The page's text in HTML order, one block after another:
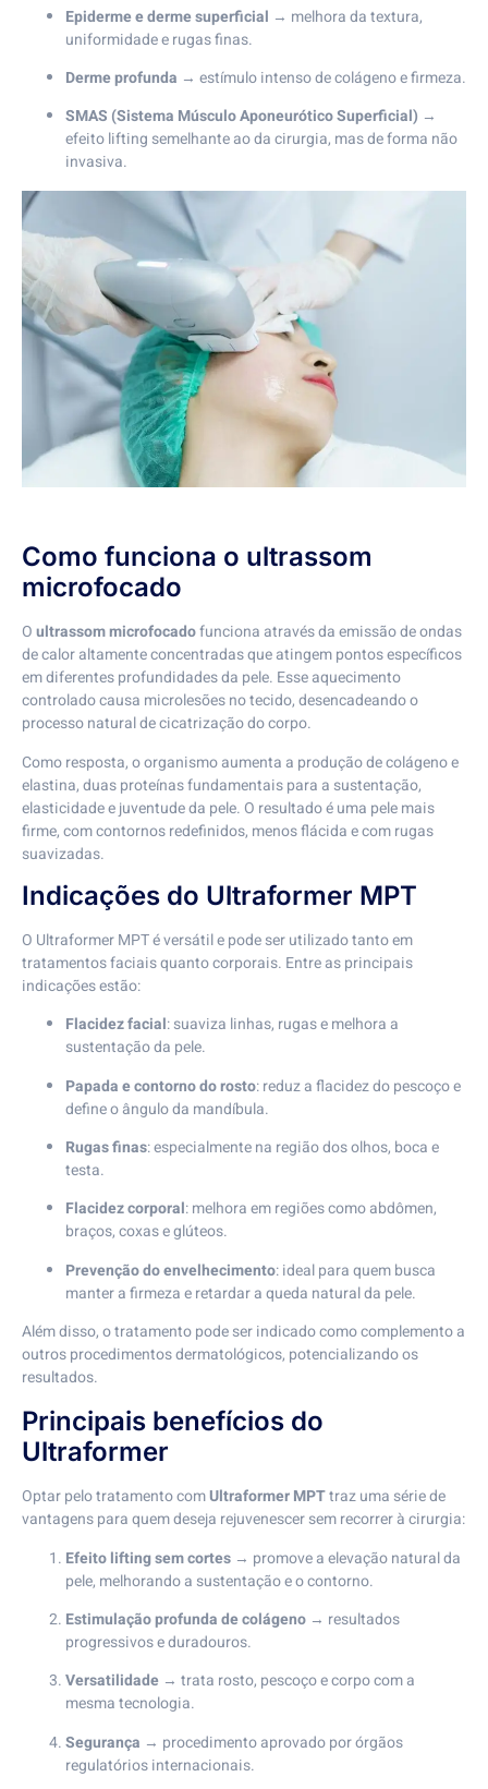
Epiderme e derme superficial → melhora da textura,
uniformidade e rugas finas.
Derme profunda → estímulo intenso de colágeno e firmeza.
SMAS (Sistema Músculo Aponeurótico Superficial) →
efeito lifting semelhante ao da cirurgia, mas de forma não
invasiva.
Como funciona o ultrassom
microfocado
Oultrassom microfocadofunciona através da emissão de ondas
de calor altamente concentradas que atingem pontos específicos
em diferentes profundidades da pele. Esse aquecimento
controlado causa microlesões no tecido, desencadeando o
processo natural de cicatrização do corpo.
Como resposta, o organismo aumenta a produção de colágeno e
elastina, duas proteínas fundamentais para a sustentação,
elasticidade e juventude da pele. O resultado é uma pele mais
firme, com contornos redefinidos, menos flácida e com rugas
suavizadas.
Indicações do Ultraformer MPT
O Ultraformer MPT é versátil e pode ser utilizado tanto em
tratamentos faciais quanto corporais. Entre as principais
indicações estão:
Flacidez facial: suaviza linhas, rugas e melhora a
sustentação da pele.
Papada e contorno do rosto: reduz a flacidez do pescoço e
define o ângulo da mandíbula.
Rugas finas: especialmente na região dos olhos, boca e
testa.
Flacidez corporal: melhora em regiões como abdômen,
braços, coxas e glúteos.
Prevenção do envelhecimento: ideal para quem busca
manter a firmeza e retardar a queda natural da pele.
Além disso, o tratamento pode ser indicado como complemento a
outros procedimentos dermatológicos, potencializando os
resultados.
Principais benefícios do
Ultraformer
Optar pelo tratamento comUltraformer MPTtraz uma série de
vantagens para quem deseja rejuvenescer sem recorrer à cirurgia:
Efeito lifting sem cortes → promove a elevação natural da
pele, melhorando a sustentação e o contorno.
Estimulação profunda de colágeno → resultados
progressivos e duradouros.
Versatilidade → trata rosto, pescoço e corpo com a
mesma tecnologia.
Segurança → procedimento aprovado por órgãos
regulatórios internacionais.